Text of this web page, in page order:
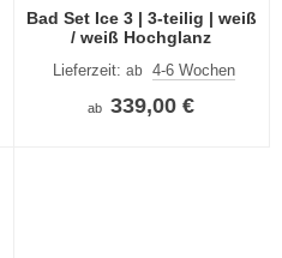
Bad Set Ice 3 | 3-teilig | weiß
/ weiß Hochglanz
Lieferzeit:ab 4-6 Wochen
ab 339,00 €